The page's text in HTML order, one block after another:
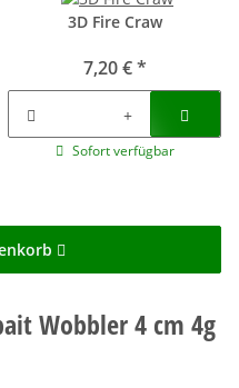
3D Fire Craw
7,20 €*
Sofort verfügbar
Wobbler 4 cm 4g